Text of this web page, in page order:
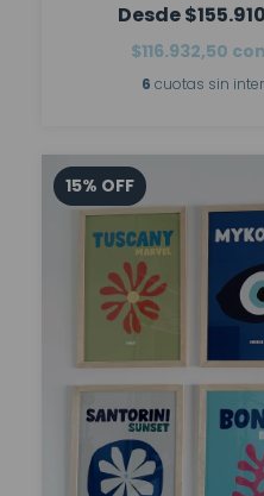
$116.932,50 con
6 cuotas sin
15% OFF